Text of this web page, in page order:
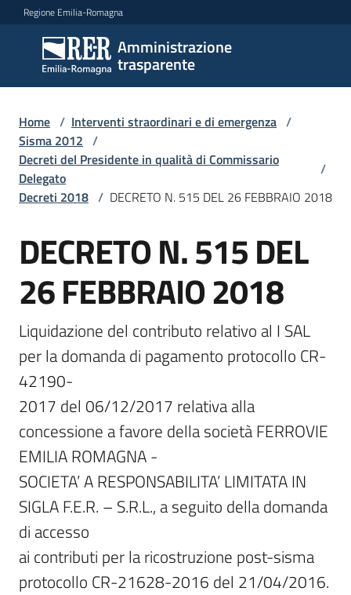
Vai al contenuto
Vai alla navigazione
Vai al footer
Regione Emilia-Romagna
Amministrazione
trasparente
Amministrazione
trasparente
Sottosezioni
Accesso
Home / Interventi straordinari e di emergenza /
Sisma 2012 /
Decreti del Presidente in qualità di Commissario
Delegato
/
Decreti 2018 / DECRETO N. 515 DEL 26 FEBBRAIO 2018
DECRETO N. 515 DEL
26 FEBBRAIO 2018
Liquidazione del contributo relativo al I SAL
per la domanda di pagamento protocollo CR-
42190-
2017 del 06/12/2017 relativa alla
concessione a favore della società FERROVIE
EMILIA ROMAGNA -
SOCIETA’ A RESPONSABILITA’ LIMITATA IN
SIGLA F.E.R. – S.R.L., a seguito della domanda
di accesso
ai contributi per la ricostruzione post-sisma
protocollo CR-21628-2016 del 21/04/2016.